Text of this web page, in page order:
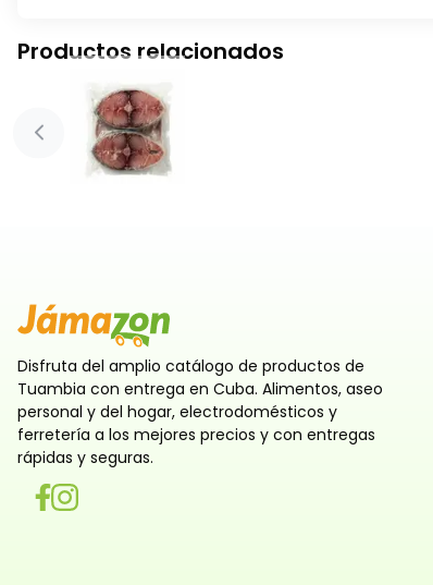
Productos relacionados
Diapositiva anterior
Disfruta del amplio catálogo de productos de
Tuambia con entrega en Cuba. Alimentos, aseo
personal y del hogar, electrodomésticos y
ferretería a los mejores precios y con entregas
rápidas y seguras.